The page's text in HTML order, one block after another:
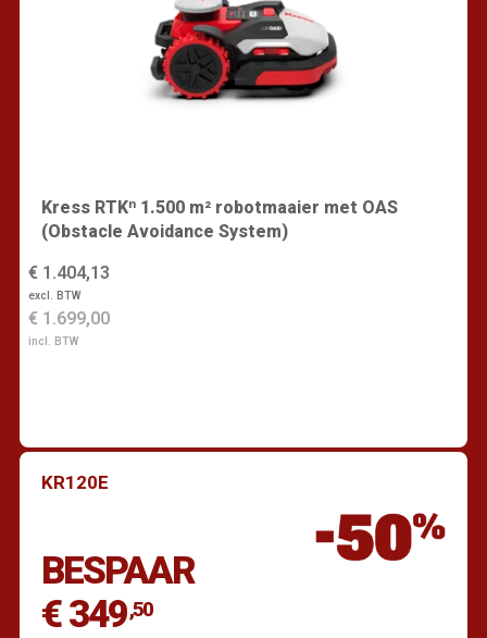
Kress RTKⁿ 1.500 m² robotmaaier met OAS
(Obstacle Avoidance System)
€ 1.404,13
excl. BTW
€ 1.699,00
incl. BTW
KR120E
BESPAAR
€ 349,50